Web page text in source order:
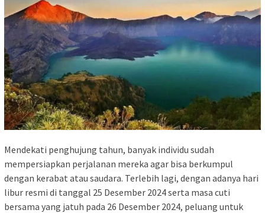
Mendekati penghujung tahun, banyak individu sudah
mempersiapkan perjalanan mereka agar bisa berkumpul
dengan kerabat atau saudara. Terlebih lagi, dengan adanya hari
libur resmi di tanggal 25 Desember 2024 serta masa cuti
bersama yang jatuh pada 26 Desember 2024, peluang untuk